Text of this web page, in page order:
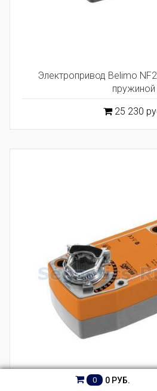
Электропривод Belimo
пружиной
25 230
0 0 РУБ.